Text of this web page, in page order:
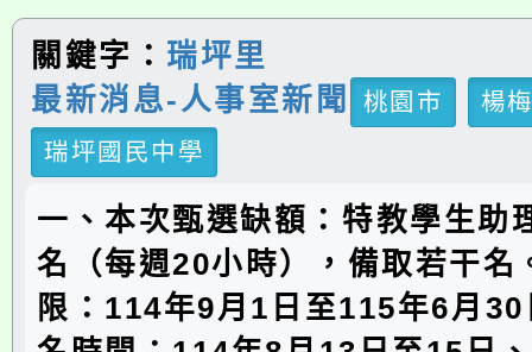
關鍵字： 瑞坪里
最新消息-人事室新聞
桃園市
楊
瑞坪國民中學
一、本次甄選缺額：特教學生助
名（每週20小時），備取若干
限：114年9月1日至115年6月